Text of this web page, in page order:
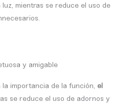
mientras se reduce el uso de
y amigable
la importancia de la función, el
se reduce el uso de adornos y